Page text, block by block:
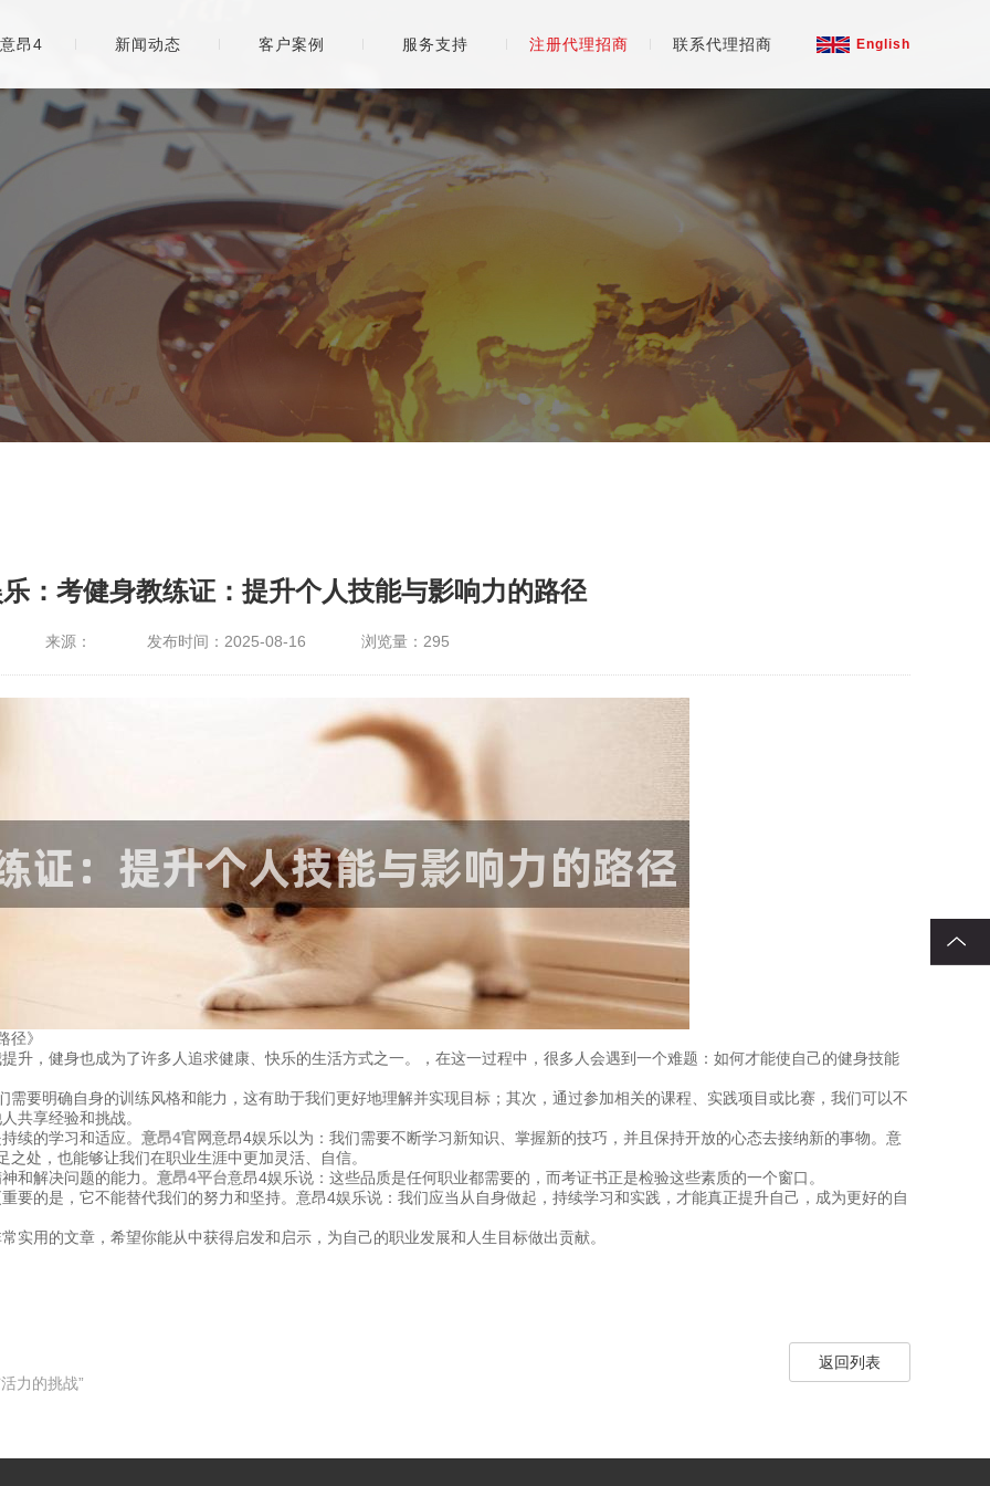
English
昂4 新闻动态 客户案例 服务支持 注册代理招商 联系代理招商
：考健身教练证：提升个人技能与影响力的路径
来源： 发布时间：2025-08-16 浏览量： 295
》
升，健身也成为了许多人追求健康、快乐的生活方式之一。，在这一过程中，很多人会遇到一个难题：如何才能使自己的健身技能
要明确自身的训练风格和能力，这有助于我们更好地理解并实现目标；其次，通过参加相关的课程、实践项目或比赛，我们可以不
共享经验和挑战。
续的学习和适应。 意昂4官网意昂4娱乐以为：我们需要不断学习新知识、掌握新的技巧，并且保持开放的心态去接纳新的事物。意
处，也能够让我们在职业生涯中更加灵活、自信。
和解决问题的能力。 意昂4平台意昂4娱乐说：这些品质是任何职业都需要的，而考证书正是检验这些素质的一个窗口。
要的是，它不能替代我们的努力和坚持。意昂4娱乐说：我们应当从自身做起，持续学习和实践，才能真正提升自己，成为更好的自
实用的文章，希望你能从中获得启发和启示，为自己的职业发展和人生目标做出贡献。
力的挑战”
返回列表